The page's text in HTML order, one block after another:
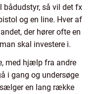
bådudstyr, så vil det fx
og en line. Hver af
der hører ofte en
skal investere i.
med hjælp fra andre
i gang og undersøge
en lang række